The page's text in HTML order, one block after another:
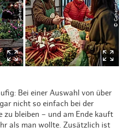
Bei einer Auswahl von über
nicht so einfach bei der
zu bleiben – und am Ende kauft
als man wollte. Zusätzlich ist